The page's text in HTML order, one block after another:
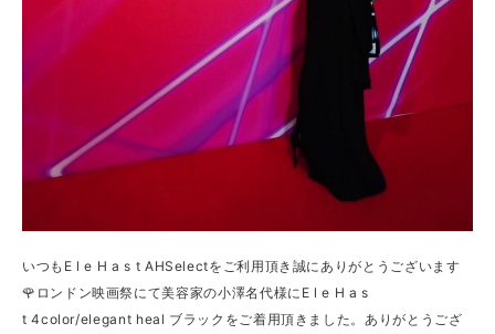
いつもE l e H a s t AHSelectをご利用頂き誠にありがとうございます
🌹ロンドン映画祭にて美容家の小澤名代様にE l e H a s
t 4color/elegant heal ブラックをご着用頂きました。ありがとうござ